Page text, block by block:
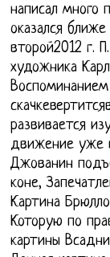
написал много
оказался
второй2012 г.
художника
развивается
движение уже
Джованин
коне,
Картина
Которую по
картины